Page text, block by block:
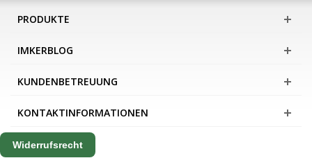
PRODUKTE
IMKERBLOG
KUNDENBETREUUNG
KONTAKTINFORMATIONEN
Widerrufsrecht